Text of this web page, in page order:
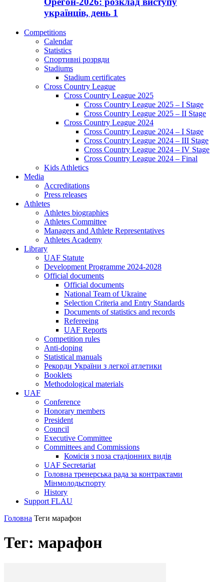
українців, день 1
Competitions
Calendar
Statistics
Спортивні розряди
Stadiums
Stadium certificates
Cross Country League
Cross Country League 2025
Cross Country League 2025 – I Stage
Cross Country League 2025 – II Stage
Cross Country League 2024
Cross Country League 2024 – I Stage
Cross Country League 2024 – III Stage
Cross Country League 2024 – IV Stage
Cross Country League 2024 – Final
Kids Athletics
Media
Accreditations
Press releases
Athletes
Athletes biographies
Athletes Committee
Managers and Athlete Representatives
Athletes Academy
Library
UAF Statute
Development Programme 2024-2028
Official documents
Official documents
National Team of Ukraine
Selection Criteria and Entry Standards
Documents of statistics and records
Refereeing
UAF Reports
Competition rules
Anti-doping
Statistical manuals
Рекорди України з легкої атлетики
Booklets
Methodological materials
UAF
Conference
Honorary members
President
Council
Executive Committee
Committees and Commissions
Комісія з поза стадіонних видів
UAF Secretariat
Головна тренерська рада за контрактами
Мінмолодьспорту
History
Support FLAU
Головна Теги марафон
Тег: марафон